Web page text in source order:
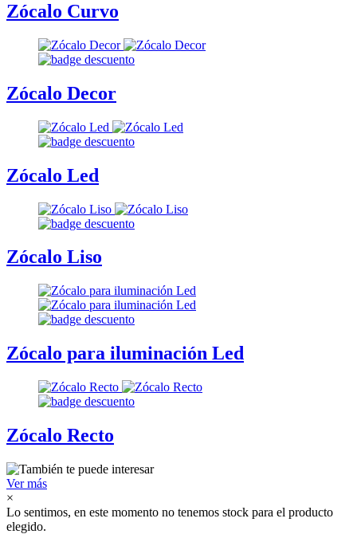
Zócalo Curvo
Zócalo Decor
Zócalo Led
Zócalo Liso
Zócalo para iluminación Led
Zócalo Recto
Ver más
×
Lo sentimos, en este momento no tenemos stock para el producto
elegido.